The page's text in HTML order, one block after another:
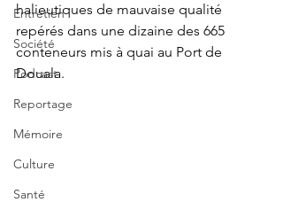
Entretien
Société
Podcast
Reportage
Mémoire
Culture
Santé
halieutiques de mauvaise qualité
repérés dans une dizaine des 665
conteneurs mis à quai au Port de
Douala.